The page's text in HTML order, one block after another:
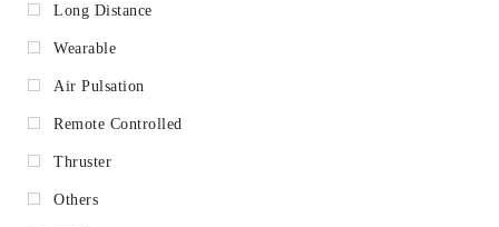
Long Distance
Wearable
Air Pulsation
Remote Controlled
Thruster
Others